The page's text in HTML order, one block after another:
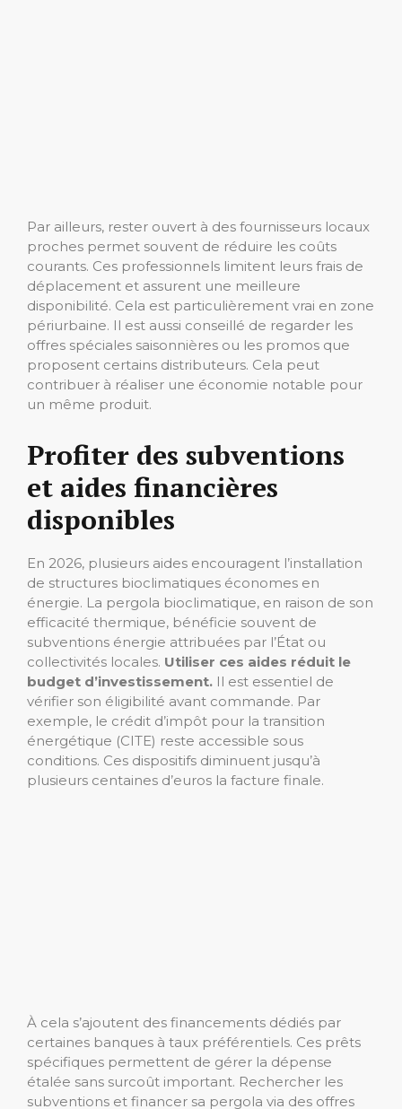
Par ailleurs, rester ouvert à des fournisseurs locaux
proches permet souvent de réduire les coûts
courants. Ces professionnels limitent leurs frais de
déplacement et assurent une meilleure
disponibilité. Cela est particulièrement vrai en zone
périurbaine. Il est aussi conseillé de regarder les
offres spéciales saisonnières ou les promos que
proposent certains distributeurs. Cela peut
contribuer à réaliser une économie notable pour
un même produit.
Profiter des subventions
et aides financières
disponibles
En 2026, plusieurs aides encouragent l’installation
de structures bioclimatiques économes en
énergie. La pergola bioclimatique, en raison de son
efficacité thermique, bénéficie souvent de
subventions énergie attribuées par l’État ou
collectivités locales. Utiliser ces aides réduit le
budget d’investissement. Il est essentiel de
vérifier son éligibilité avant commande. Par
exemple, le crédit d’impôt pour la transition
énergétique (CITE) reste accessible sous
conditions. Ces dispositifs diminuent jusqu’à
plusieurs centaines d’euros la facture finale.
À cela s’ajoutent des financements dédiés par
certaines banques à taux préférentiels. Ces prêts
spécifiques permettent de gérer la dépense
étalée sans surcoût important. Rechercher les
subventions et financer sa pergola via des offres